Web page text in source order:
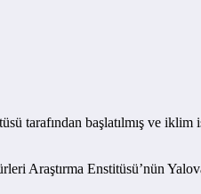
tarafından başlatılmış ve
Araştırma Enstitüsü’nün